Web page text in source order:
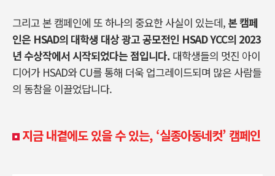
그리고 본 캠페인에 또 하나의 중요한 사실이 있는데, 본 캠페
인은 HSAD의 대학생 대상 광고 공모전인 HSAD YCC의 2023
년 수상작에서 시작되었다는 점입니다. 대학생들의 멋진 아이
디어가 HSAD와CU를 통해 더욱 업그레이드되며 많은 사람들
의 동참을 이끌었답니다.
지금 내곁에도 있을 수 있는, ‘실종아동네컷’ 캠페인